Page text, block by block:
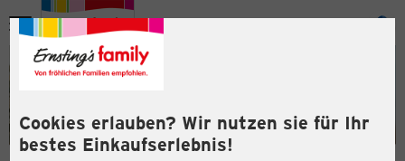
Cookies erlauben? Wir nutzen sie für Ihr
bestes Einkaufserlebnis!
Menü